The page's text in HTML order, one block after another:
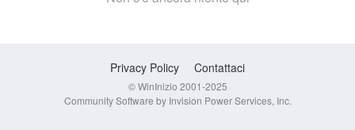
Privacy Policy Contattaci
© WinInizio 2001-2025
Community Software by Invision Power Services, Inc.